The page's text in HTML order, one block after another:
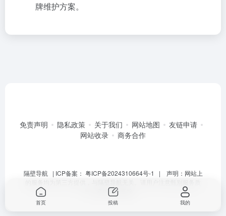
牌维护方案。
免责声明 隐私政策 关于我们 网站地图
友链申请
网站收录
商务合作
隔壁导航| ICP备案： 粤ICP备2024310664号-1 | 声明：网站上
量，避免上当受骗。
首页 投稿 我的